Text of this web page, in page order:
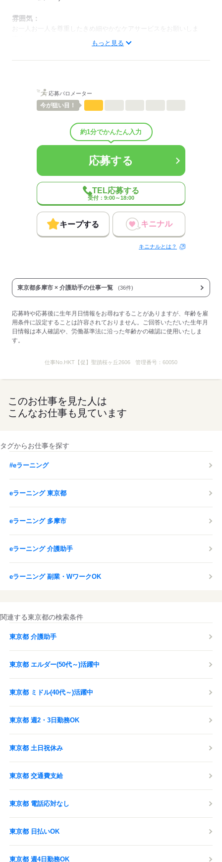
雰囲気：
お一人お一人を尊重したきめ細やかなケアサービスをお願いしま
ひとりで
しずか
老人施設（特養/老健/有料老人ホーム/グループホームetc.）
男女比（男4：女6）
平均年齢39歳
医療・介護・福祉関連
事業内容老人施設の運営
30～99人
もっと見る
応募バロメーター
今が狙い目！
約1分でかんたん入力
応募する
TEL応募する
受付：9:00～18:00
キープする キニナル
キニナルとは？
東京都多摩市 × 介護助手の仕事一覧 (36件)
応募時や応募後に生年月日情報をお尋ねすることがありますが、年齢を雇
用条件に設定することは許容されておりません。ご回答いただいた生年月
日情報は本人確認や、労働基準法に沿った年齢かの確認に使用いたしま
す。
仕事No. HKT【促】聖蹟桜ヶ丘2606 管理番号： 60050
このお仕事を見た人は
こんなお仕事も見ています
タグからお仕事を探す
#eラーニング
eラーニング 東京都
eラーニング 多摩市
eラーニング 介護助手
eラーニング 副業・WワークOK
関連する東京都の検索条件
東京都 介護助手
東京都 エルダー(50代～)活躍中
東京都 ミドル(40代～)活躍中
東京都 週2・3日勤務OK
東京都 土日祝休み
東京都 交通費支給
東京都 電話応対なし
東京都 日払いOK
東京都 週4日勤務OK